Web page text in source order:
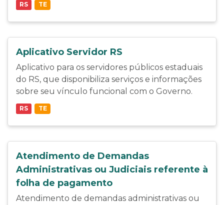
RS TE
Aplicativo Servidor RS
Aplicativo para os servidores públicos estaduais
do RS, que disponibiliza serviços e informações
sobre seu vínculo funcional com o Governo.
RS TE
Atendimento de Demandas
Administrativas ou Judiciais referente à
folha de pagamento
Atendimento de demandas administrativas ou